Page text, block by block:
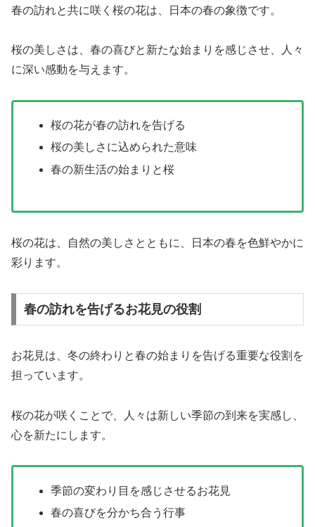
春の訪れと共に咲く桜の花は、日本の春の象徴です。
桜の美しさは、春の喜びと新たな始まりを感じさせ、人々
に深い感動を与えます。
桜の花が春の訪れを告げる
桜の美しさに込められた意味
春の新生活の始まりと桜
桜の花は、自然の美しさとともに、日本の春を色鮮やかに
彩ります。
春の訪れを告げるお花見の役割
お花見は、冬の終わりと春の始まりを告げる重要な役割を
担っています。
桜の花が咲くことで、人々は新しい季節の到来を実感し、
心を新たにします。
季節の変わり目を感じさせるお花見
春の喜びを分かち合う行事